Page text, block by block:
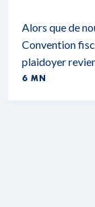
Alors que de
Convention
plaidoyer
6 MN